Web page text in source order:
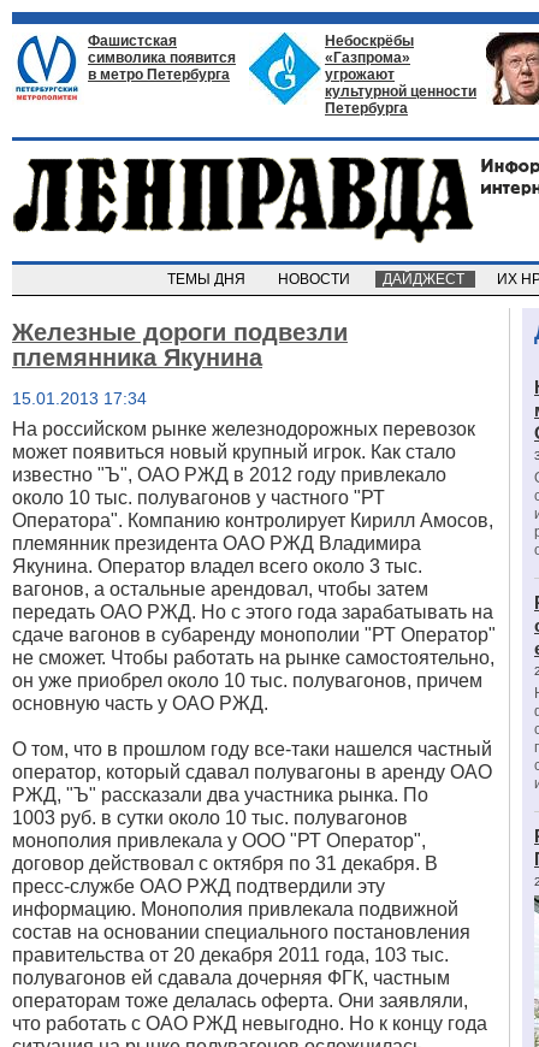
Фашистская
символика появится
в метро Петербурга
Небоскрёбы
«Газпрома»
угрожают
культурной ценности
Петербурга
ТЕМЫ ДНЯ НОВОСТИ ДАЙДЖЕСТ ИХ
Железные дороги подвезли
племянника Якунина
15.01.2013 17:34
На российском рынке железнодорожных перевозок
может появиться новый крупный игрок. Как стало
известно "Ъ", ОАО РЖД в 2012 году привлекало
около 10 тыс. полувагонов у частного "РТ
Оператора". Компанию контролирует Кирилл Амосов,
племянник президента ОАО РЖД Владимира
Якунина. Оператор владел всего около 3 тыс.
вагонов, а остальные арендовал, чтобы затем
передать ОАО РЖД. Но с этого года зарабатывать на
сдаче вагонов в субаренду монополии "РТ Оператор"
не сможет. Чтобы работать на рынке самостоятельно,
он уже приобрел около 10 тыс. полувагонов, причем
основную часть у ОАО РЖД.
О том, что в прошлом году все-таки нашелся частный
оператор, который сдавал полувагоны в аренду ОАО
РЖД, "Ъ" рассказали два участника рынка. По
1003 руб. в сутки около 10 тыс. полувагонов
монополия привлекала у ООО "РТ Оператор",
договор действовал с октября по 31 декабря. В
пресс-службе ОАО РЖД подтвердили эту
информацию. Монополия привлекала подвижной
состав на основании специального постановления
правительства от 20 декабря 2011 года, 103 тыс.
полувагонов ей сдавала дочерняя ФГК, частным
операторам тоже делалась оферта. Они заявляли,
что работать с ОАО РЖД невыгодно. Но к концу года